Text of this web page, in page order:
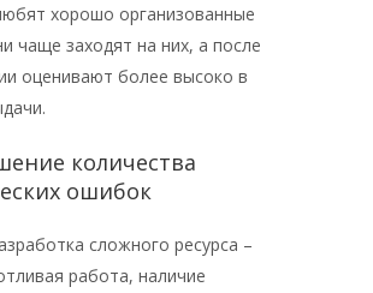
хорошо организованные
чаще заходят на них, а после
оценивают более высоко в
количества
ошибок
сложного ресурса –
работа, наличие